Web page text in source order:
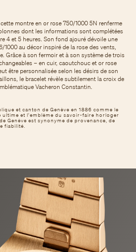
et canton de Genève en 1886 comme le
ultime et l'emblème du savoir-faire horloger
Genève est synonyme de provenance, de
fiabilité.
montre en or rose 750/1000 5N renferme
dont les informations sont complétées
4 et 5 heures. Son fond ajouré dévoile une
1000 au décor inspiré de la rose des vents,
Grâce à son fermoir et à son système de trois
– en cuir, caoutchouc et or rose
être personnalisée selon les désirs de son
le bracelet révèle subtilement la croix de
Vacheron Constantin.